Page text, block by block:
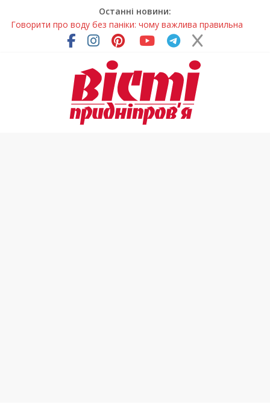
Останні новини:
Говорити про воду без паніки: чому важлива правильна
Лікар – на екрані: Як працюють телемедичні центри на
У Дніпрі триває масштабна підготовка до опалювального
Пошуки тривають: на Дніпропетровщині досліджують місце
розташування легендарного монастиря (Фото)